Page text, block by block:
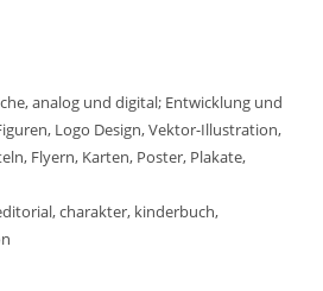
analog und digital; Entwicklung und
Logo Design, Vektor-Illustration,
Flyern, Karten, Poster, Plakate,
charakter, kinderbuch,